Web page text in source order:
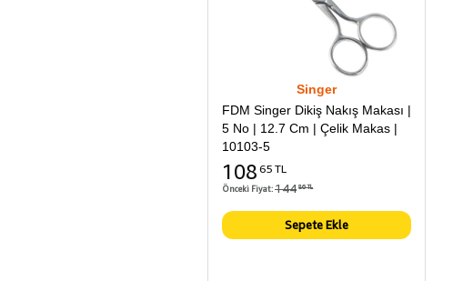
Singer
FDM Singer Dikiş Nakış Makası |
5 No | 12.7 Cm | Çelik Makas |
10103-5
108 65 TL
Önceki Fiyat:144 86 TL
Sepete Ekle